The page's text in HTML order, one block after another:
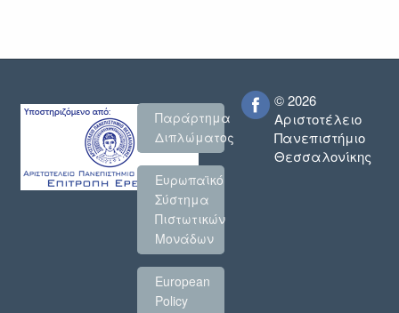
Παράρτημα
Διπλώματος
Ευρωπαϊκό
Σύστημα
Πιστωτικών
Μονάδων
European
Policy
© 2026
Αριστοτέλειο
Πανεπιστήμιο
Θεσσαλονίκης